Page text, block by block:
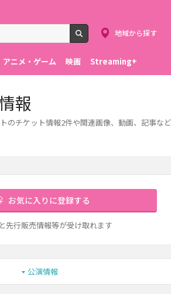
検索
地域から探す
アニメ・ゲーム 映画 Streaming+
報
チケット情報2件や関連画像、動画、記事な
お気に入りに登録する
先行販売情報等が受け取れます
公演情報